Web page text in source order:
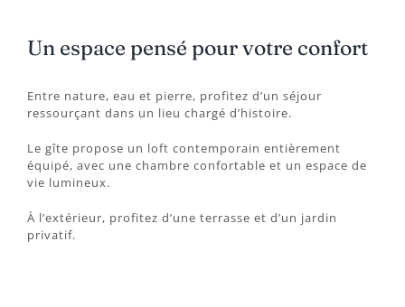
Un espace pensé pour votre confort
Entre nature, eau et pierre, profitez d’un séjour
ressourçant dans un lieu chargé d’histoire.
Le gîte propose un loft contemporain entièrement
équipé, avec une chambre confortable et un espace de
vie lumineux.
À l’extérieur, profitez d’une terrasse et d’un jardin
privatif.